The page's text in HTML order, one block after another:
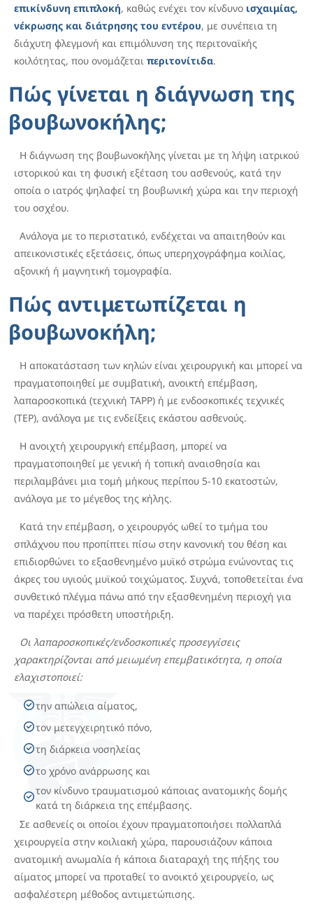
επικίνδυνη επιπλοκή, καθώς ενέχει τον κίνδυνο ισχαιμίας,
νέκρωσης και διάτρησης του εντέρου, με συνέπεια τη
διάχυτη φλεγμονή και επιμόλυνση της περιτοναϊκής
κοιλότητας, που ονομάζεται περιτονίτιδα.
Πώς γίνεται η διάγνωση της
βουβωνοκήλης;
Η διάγνωση της βουβωνοκήλης γίνεται με τη λήψη ιατρικού
ιστορικού και τη φυσική εξέταση του ασθενούς, κατά την
οποία ο ιατρός ψηλαφεί τη βουβωνική χώρα και την περιοχή
του οσχέου.
Ανάλογα με το περιστατικό, ενδέχεται να απαιτηθούν και
απεικονιστικές εξετάσεις, όπως υπερηχογράφημα κοιλίας,
αξονική ή μαγνητική τομογραφία.
Πώς αντιμετωπίζεται η
βουβωνοκήλη;
Η αποκατάσταση των κηλών είναι χειρουργική και μπορεί να
πραγματοποιηθεί με συμβατική, ανοικτή επέμβαση,
λαπαροσκοπικά (τεχνική TAPP) ή με ενδοσκοπικές τεχνικές
(TEP), ανάλογα με τις ενδείξεις εκάστου ασθενούς.
Η ανοιχτή χειρουργική επέμβαση, μπορεί να
πραγματοποιηθεί με γενική ή τοπική αναισθησία και
περιλαμβάνει μια τομή μήκους περίπου 5-10 εκατοστών,
ανάλογα με το μέγεθος της κήλης.
Κατά την επέμβαση, ο χειρουργός ωθεί το τμήμα του
σπλάχνου που προπίπτει πίσω στην κανονική του θέση και
επιδιορθώνει το εξασθενημένο μυϊκό στρώμα ενώνοντας τις
άκρες του υγιούς μυϊκού τοιχώματος. Συχνά, τοποθετείται ένα
συνθετικό πλέγμα πάνω από την εξασθενημένη περιοχή για
να παρέχει πρόσθετη υποστήριξη.
Οι λαπαροσκοπικές/ενδοσκοπικές προσεγγίσεις
χαρακτηρίζονται από μειωμένη επεμβατικότητα, η οποία
ελαχιστοποιεί:
την απώλεια αίματος,
τον μετεγχειρητικό πόνο,
τη διάρκεια νοσηλείας
το χρόνο ανάρρωσης και
τον κίνδυνο τραυματισμού κάποιας ανατομικής δομής
κατά τη διάρκεια της επέμβασης.
Σε ασθενείς οι οποίοι έχουν πραγματοποιήσει πολλαπλά
χειρουργεία στην κοιλιακή χώρα, παρουσιάζουν κάποια
ανατομική ανωμαλία ή κάποια διαταραχή της πήξης του
αίματος μπορεί να προταθεί το ανοικτό χειρουργείο, ως
ασφαλέστερη μέθοδος αντιμετώπισης.